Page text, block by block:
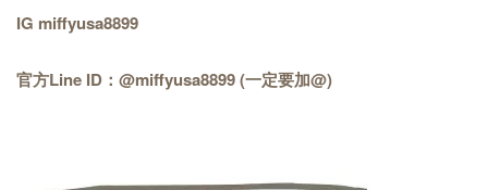
IG miffyusa8899
官方Line ID：@miffyusa8899 (一定要加@)